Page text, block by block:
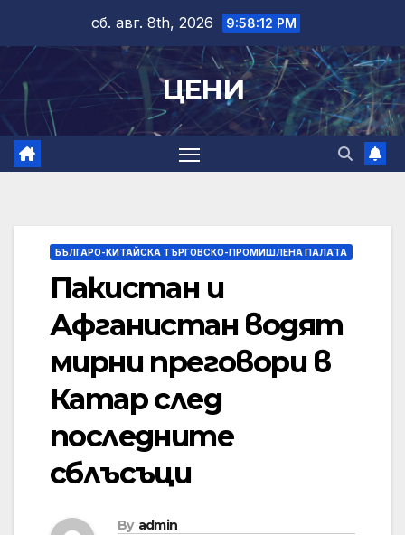
content
сб. авг. 8th, 2026 9:58:13 PM
ЦЕНИ
БЪЛГАРО-КИТАЙСКА ТЪРГОВСКО-ПРОМИШЛЕНА ПАЛAТА
Пакистан и
Афганистан водят
мирни преговори в
Катар след
последните
сблъсъци
By admin